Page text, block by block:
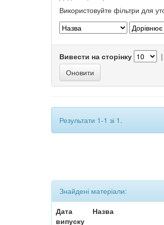
Використовуйте фільтри для
Вивести на сторінку |
Результати 1-1 зі 1.
Знайдені матеріали:
Дата
випуску
Назва